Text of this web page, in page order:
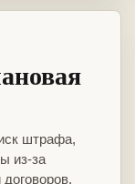
штрафа,
из-за